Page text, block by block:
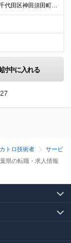
★転勤なし 【本社】 東京都千代田区神田須田町1－26 芝信神田ビル10F ※プロジェクト先は、通勤時間も考慮し相談の上決定しています ※出張は、首都圏の日帰りがメインなど相談が可能です！ ※（変
討中に入れる
トロ技術者
サービ
県の転職・求人情報